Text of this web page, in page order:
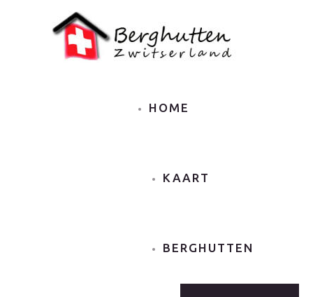
HOME
KAART
BERGHUTTEN